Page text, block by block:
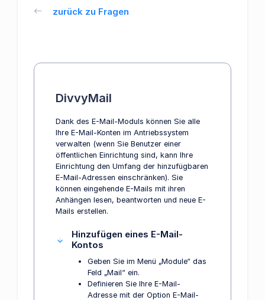
zurück zu Fragen
DivvyMail
Dank des E-Mail-Moduls können Sie alle
Ihre E-Mail-Konten im Antriebssystem
verwalten (wenn Sie Benutzer einer
öffentlichen Einrichtung sind, kann Ihre
Einrichtung den Umfang der hinzufügbaren
E-Mail-Adressen einschränken). Sie
können eingehende E-Mails mit ihren
Anhängen lesen, beantworten und neue E-
Mails erstellen.
Hinzufügen eines E-Mail-
Kontos
Geben Sie im Menü „Module“ das
Feld „Mail“ ein.
Definieren Sie Ihre E-Mail-
Adresse mit der Option E-Mail-